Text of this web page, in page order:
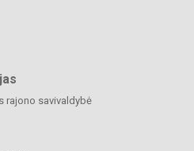
rajono savivaldybė